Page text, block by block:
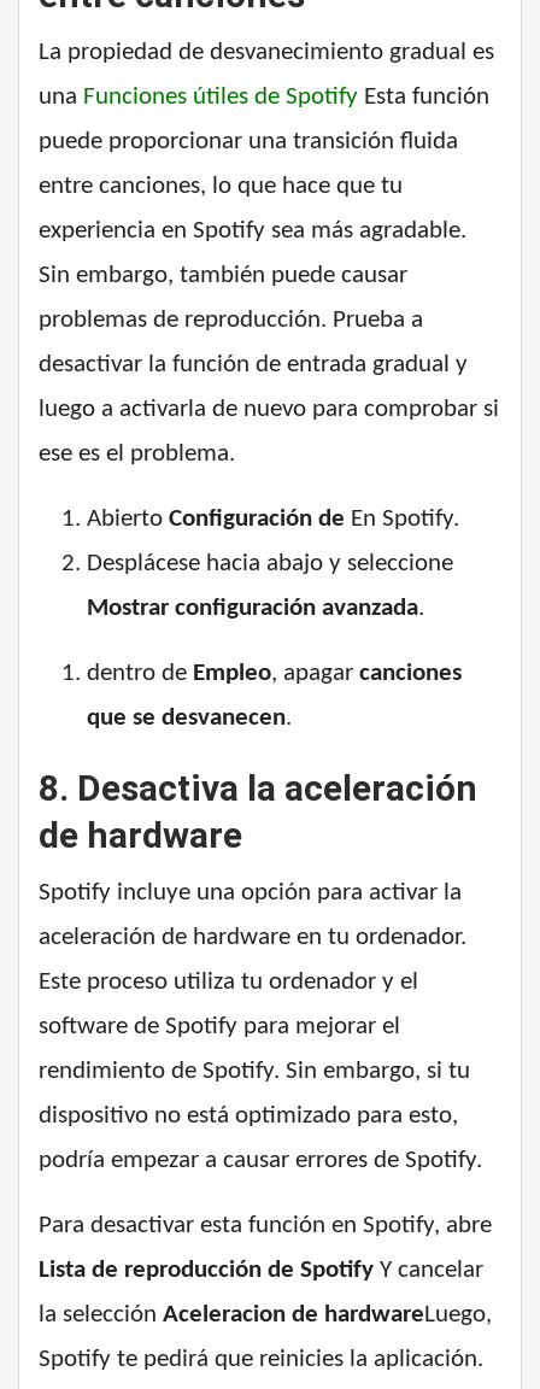
La propiedad de desvanecimiento gradual es
una Funciones útiles de Spotify Esta función
puede proporcionar una transición fluida
entre canciones, lo que hace que tu
experiencia en Spotify sea más agradable.
Sin embargo, también puede causar
problemas de reproducción. Prueba a
desactivar la función de entrada gradual y
luego a activarla de nuevo para comprobar si
ese es el problema.
Abierto Configuración de En Spotify.
Desplácese hacia abajo y seleccione
Mostrar configuración avanzada.
dentro de Empleo, apagar canciones
que se desvanecen.
8. Desactiva la aceleración
de hardware
Spotify incluye una opción para activar la
aceleración de hardware en tu ordenador.
Este proceso utiliza tu ordenador y el
software de Spotify para mejorar el
rendimiento de Spotify. Sin embargo, si tu
dispositivo no está optimizado para esto,
podría empezar a causar errores de Spotify.
Para desactivar esta función en Spotify, abre
Lista de reproducción de Spotify Y cancelar
la selección Aceleracion de hardwareLuego,
Spotify te pedirá que reinicies la aplicación.